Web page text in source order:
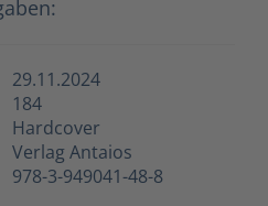
29.11.2024
184
Hardcover
Verlag Antaios
978-3-949041-48-8